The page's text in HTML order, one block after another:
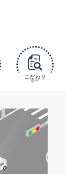
こだわり
条件